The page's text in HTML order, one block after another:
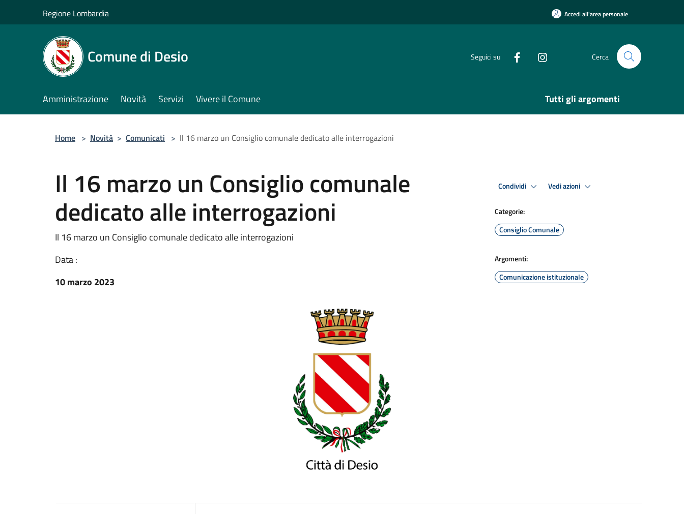
Regione Lombardia Accedi all'area personale
Comune di Desio Seguici su Cerca
Amministrazione Novità Servizi Vivere il Comune Tutti gli argomenti
Home > Novità > Comunicati > Il 16 marzo un Consiglio comunale dedicato alle interrogazioni
Il 16 marzo un Consiglio comunale
dedicato alle interrogazioni
Il 16 marzo un Consiglio comunale dedicato alle interrogazioni
Data :
10 marzo 2023
Condividi Vedi azioni
Categorie:
Consiglio Comunale
Argomenti:
Comunicazione istituzionale